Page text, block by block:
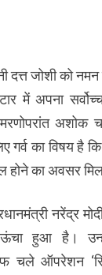
दत्त जोशी को
में अपना सर्वोच्च
अशोक
गर्व का विषय है
होने का अवसर
नरेंद्र
ऊंचा हुआ है।
चले ऑपरेशन